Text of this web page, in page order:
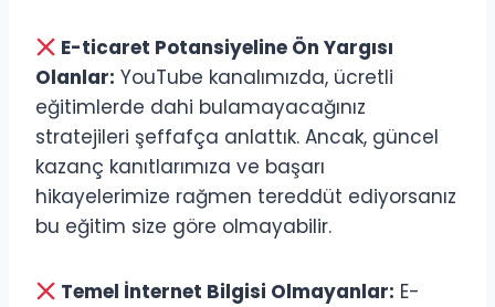
E-ticaret Potansiyeline Ön Yargısı
Olanlar: YouTube kanalımızda, ücretli
eğitimlerde dahi bulamayacağınız
stratejileri şeffafça anlattık. Ancak, güncel
kazanç kanıtlarımıza ve başarı
hikayelerimize rağmen tereddüt ediyorsanız
bu eğitim size göre olmayabilir.
Temel İnternet Bilgisi Olmayanlar: E-